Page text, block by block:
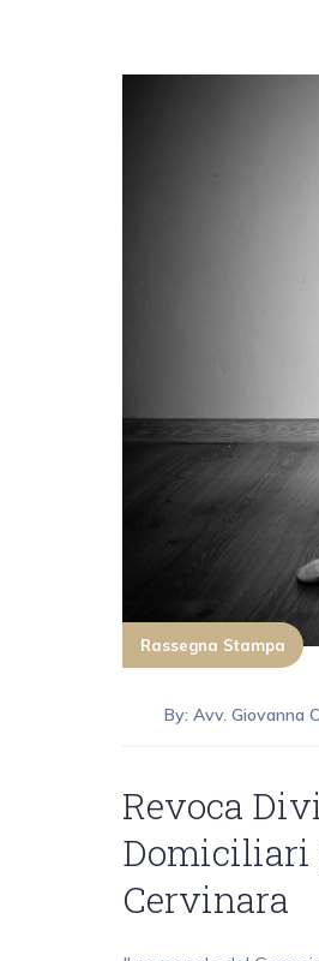
Rassegna Stampa
By: Avv. Giovanna
Revoca
Domiciliari
Cervinara